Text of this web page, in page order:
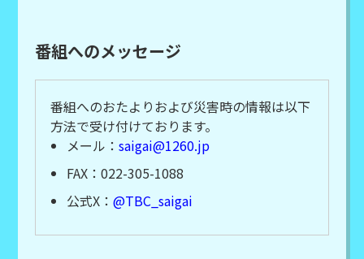
番組へのメッセージ
番組へのおたよりおよび災害時の情報は以下
方法で受け付けております。
メール： saigai@1260.jp
FAX：022-305-1088
公式X： @TBC_saigai